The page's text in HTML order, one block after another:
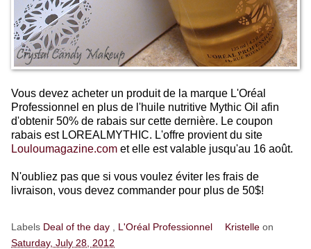
Vous devez acheter un produit de la marque L'Oréal
Professionnel en plus de l'huile nutritive Mythic Oil afin
d'obtenir 50% de rabais sur cette dernière. Le coupon
rabais est LOREALMYTHIC. L'offre provient du site
Louloumagazine.com et elle est valable jusqu'au 16 août.
N'oubliez pas que si vous voulez éviter les frais de
livraison, vous devez commander pour plus de 50$!
Labels Deal of the day L'Oréal Professionnel Kristelle on
Saturday, July 28, 2012